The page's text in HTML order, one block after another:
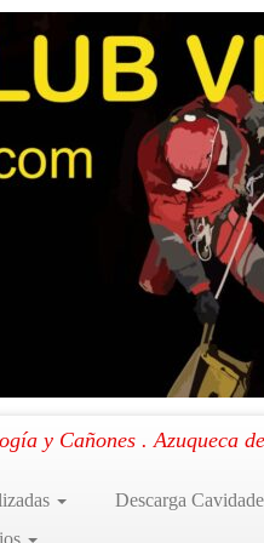
y Cañones . Azuqueca
Descarga